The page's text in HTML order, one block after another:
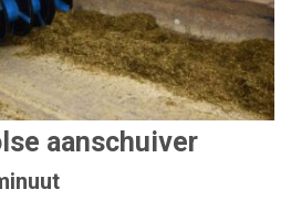
aanschuiver